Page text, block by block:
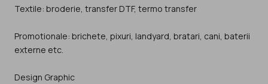
Textile: broderie, transfer DTF, termo transfer
Promotionale: brichete, pixuri, landyard, bratari, cani, baterii
externe etc.
Design Graphic